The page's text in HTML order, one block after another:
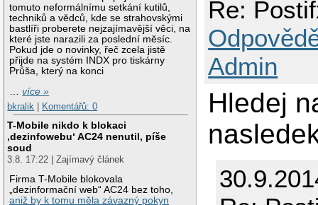
tomuto neformálnímu setkání kutilů,
techniků a vědců, kde se strahovskými
bastlíři proberete nejzajímavější věci, na
které jste narazili za poslední měsíc.
Pokud jde o novinky, řeč zcela jistě
přijde na systém INDX pro tiskárny
Průša, který na konci
…více »
bkralik
Komentářů: 0
T-Mobile nikdo k blokaci
‚dezinfowebu‘ AC24 nenutil, píše
soud
3.8. 17:22 | Zajímavý článek
Firma T-Mobile blokovala
„dezinformační web“ AC24 bez toho,
aniž by k tomu měla závazný pokyn
    permit
   permit
Re:
Admin
Hledej